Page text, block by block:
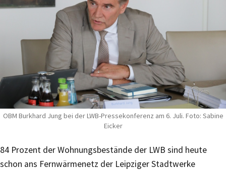
OBM Burkhard Jung bei der LWB-Pressekonferenz am 6. Juli. Foto: Sabine
Eicker
84 Prozent der Wohnungsbestände der LWB sind heute
schon ans Fernwärmenetz der Leipziger Stadtwerke